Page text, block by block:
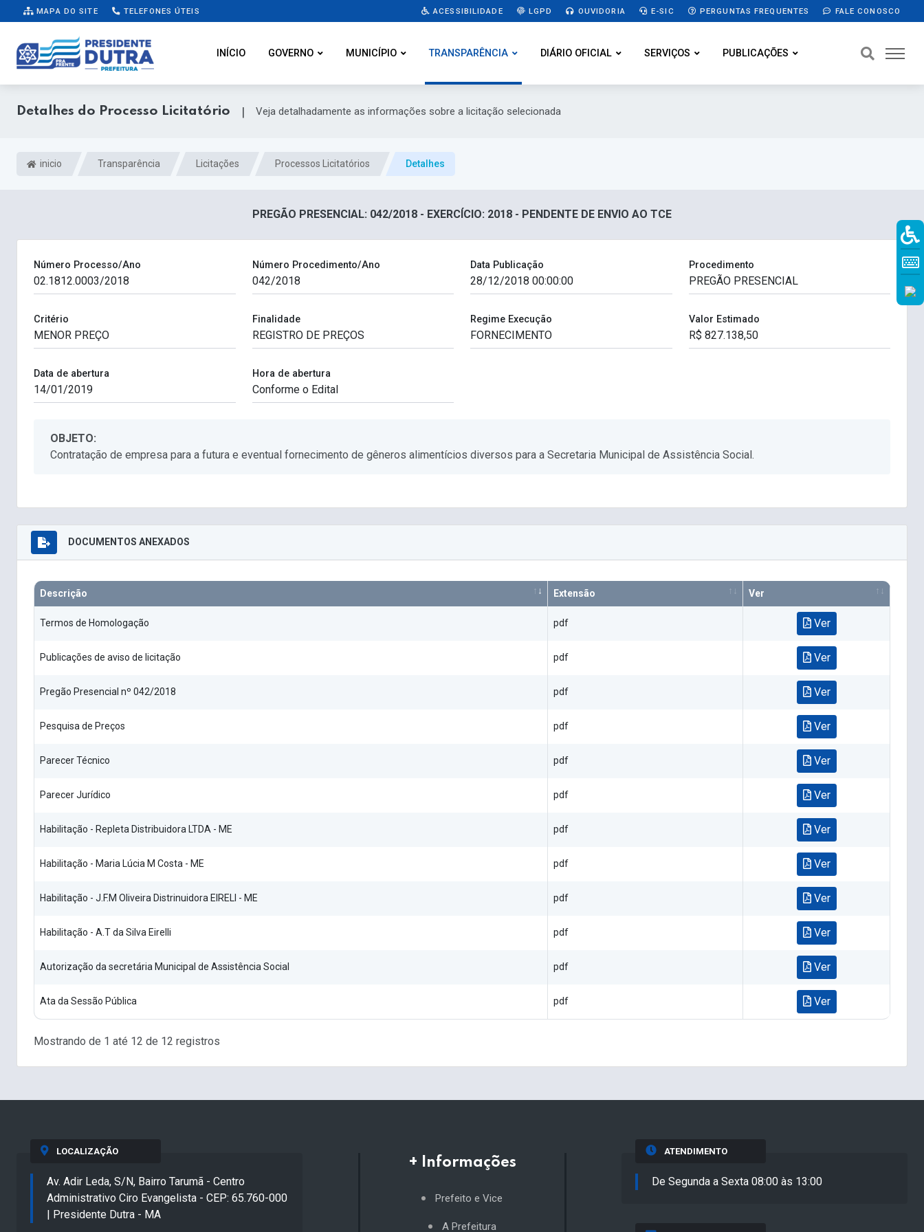
MAPA DO SITE TELEFONES ÚTEIS ACESSIBILIDADE LGPD OUVIDORIA E-SIC PERGUNTAS FREQUENTES FALE CONOSCO
INÍCIO GOVERNO MUNICÍPIO TRANSPARÊNCIA DIÁRIO OFICIAL SERVIÇOS PUBLICAÇÕES
Detalhes do Processo Licitatório | Veja detalhadamente as informações sobre a licitação selecionada
inicio Transparência Licitações Processos Licitatórios Detalhes
PREGÃO PRESENCIAL: 042/2018 - EXERCÍCIO: 2018 - PENDENTE DE ENVIO AO TCE
Número Processo/Ano Número Procedimento/Ano Data Publicação Procedimento
Critério Finalidade Regime Execução Valor Estimado
Data de abertura Hora de abertura
OBJETO:
Contratação de empresa para a futura e eventual fornecimento de gêneros alimentícios diversos para a Secretaria Municipal de Assistência Social.
DOCUMENTOS ANEXADOS
Descrição Extensão Ver
Termos de Homologação pdf Ver
Publicações de aviso de licitação pdf Ver
Pregão Presencial nº 042/2018 pdf Ver
Pesquisa de Preços pdf Ver
Parecer Técnico pdf Ver
Parecer Jurídico pdf Ver
Habilitação - Repleta Distribuidora LTDA - ME pdf Ver
Habilitação - Maria Lúcia M Costa - ME pdf Ver
Habilitação - J.F.M Oliveira Distrinuidora EIRELI - ME pdf Ver
Habilitação - A.T da Silva Eirelli pdf Ver
Autorização da secretária Municipal de Assistência Social pdf Ver
Ata da Sessão Pública pdf Ver
Mostrando de 1 até 12 de 12 registros
LOCALIZAÇÃO
Av. Adir Leda, S/N, Bairro Tarumã - Centro
Administrativo Ciro Evangelista - CEP: 65.760-000
| Presidente Dutra - MA
+ Informações
Prefeito e Vice
A Prefeitura
ATENDIMENTO
De Segunda a Sexta 08:00 às 13:00